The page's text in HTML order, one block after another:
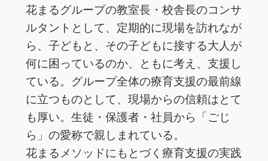
花まるグループの教室長・校舎長のコンサ
ルタントとして、定期的に現場を訪れなが
ら、子どもと、その子どもに接する大人が
何に困っているのか、ともに考え、支援し
ている。グループ全体の療育支援の最前線
に立つものとして、現場からの信頼はとて
も厚い。生徒・保護者・社員から「ごじ
ら」の愛称で親しまれている。
花まるメソッドにもとづく療育支援の実践